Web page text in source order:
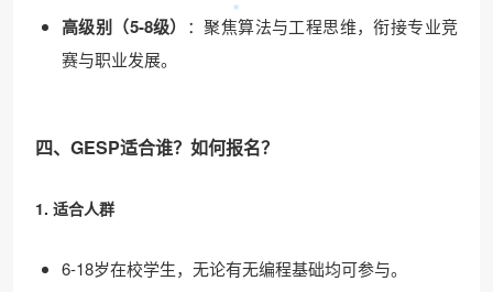
高级别（5-8级） ：聚焦算法与工程思维，衔接专业竞
赛与职业发展。
四、GESP适合谁？如何报名？
1. 适合人群
6-18岁在校学生，无论有无编程基础均可参与。